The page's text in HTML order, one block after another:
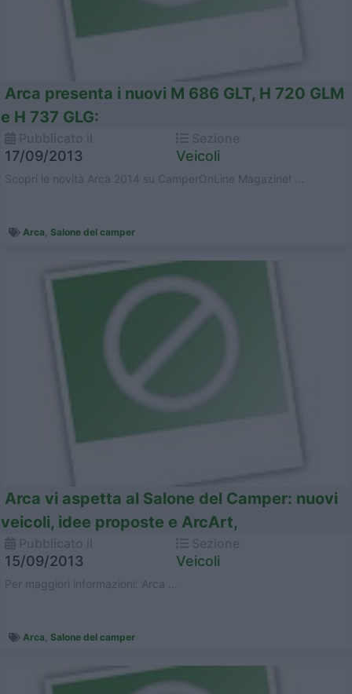
Arca presenta i nuovi M 686 GLT, H 720 GLM
e H 737 GLG:
17/09/2013 Veicoli
Scopri le novità Arca 2014 su CamperOnLine Magazine! ...
Arca Salone del camper
Arca vi aspetta al Salone del Camper: nuovi
veicoli, idee proposte e ArcArt,
15/09/2013 Veicoli
Per maggiori informazioni: Arca ...
Arca, Salone del camper